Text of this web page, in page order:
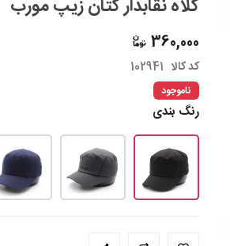
کلاه نقابدار کتان زیپ مورب
360,000
کد کالا 102941
ناموجود
رنگ بندی